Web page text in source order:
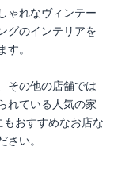
ゃれなヴィンテー
グのインテリアを
。
その他の店舗では
れている人気の家
おすすめなお店な
い。